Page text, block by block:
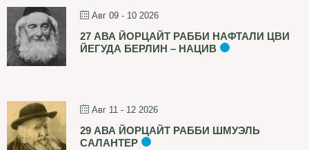
Авг 09 - 10 2026
27 АВА ЙОРЦАЙТ РАББИ НАФТАЛИ ЦВИ
ЙЕГУДА БЕРЛИН – НАЦИВ
Авг 11 - 12 2026
29 АВА ЙОРЦАЙТ РАББИ ШМУЭЛЬ
САЛАНТЕР